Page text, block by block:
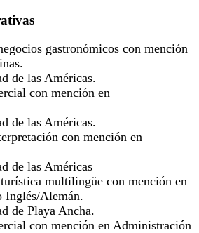
gastronómicos con mención
de las Américas.
con mención en
de las Américas.
con mención en
de las Américas
multilingüe con mención en
Inglés/Alemán.
de Playa Ancha.
con mención en Administración